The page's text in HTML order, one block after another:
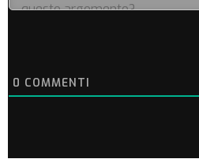
0 COMMENTI